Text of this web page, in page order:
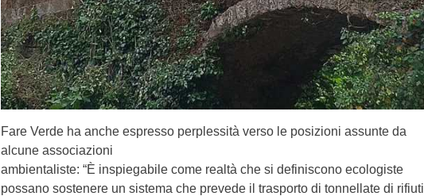
Fare Verde ha anche espresso perplessità verso le posizioni assunte da
alcune associazioni
ambientaliste: “È inspiegabile come realtà che si definiscono ecologiste
possano sostenere un sistema che prevede il trasporto di tonnellate di rifiuti